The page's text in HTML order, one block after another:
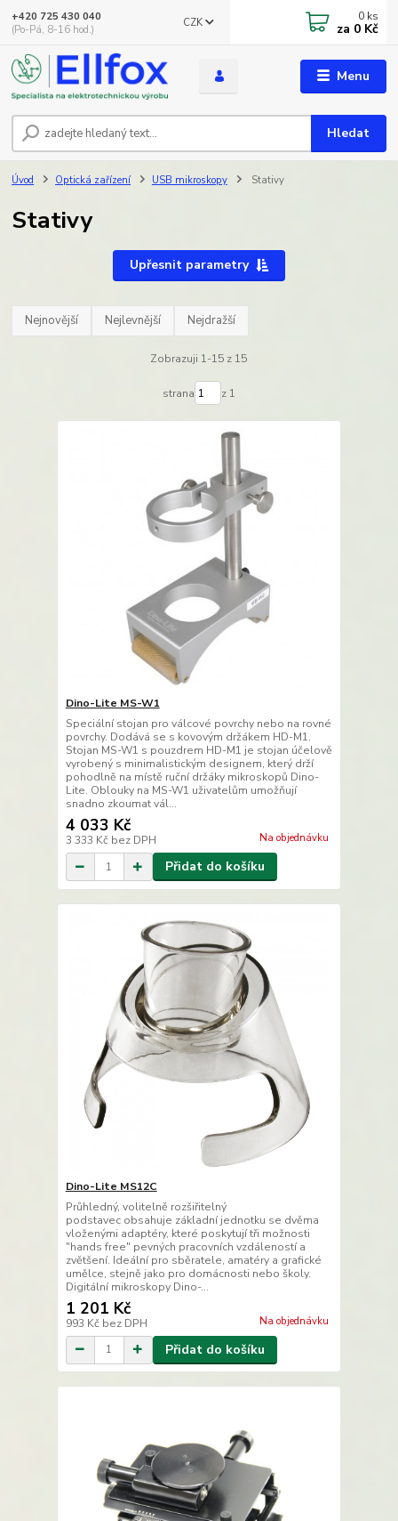
Menu
CZK
Hledat
+420 725 430 040
(Po-Pá, 8-16 hod.)
0 ks
za 0 Kč
Úvod Optická zařízení USB mikroskopy Stativy
Stativy
Upřesnit parametry
Nejnovější Nejlevnější Nejdražší
Zobrazuji 1-15 z 15
strana z 1
Dino-Lite MS-W1
Speciální stojan pro válcové povrchy nebo na rovné
povrchy. Dodává se s kovovým držákem HD-M1.
Stojan MS-W1 s pouzdrem HD-M1 je stojan účelově
vyrobený s minimalistickým designem, který drží
pohodlně na místě ruční držáky mikroskopů Dino-
Lite. Oblouky na MS-W1 uživatelům umožňují
snadno zkoumat vál...
4 033 Kč
3 333 Kč bez DPH Na objednávku
Přidat do košíku
Dino-Lite MS12C
Průhledný, volitelně rozšiřitelný
podstavec obsahuje základní jednotku se dvěma
vloženými adaptéry, které poskytují tři možnosti
"hands free" pevných pracovních vzdáleností a
zvětšení. Ideální pro sběratele, amatéry a grafické
umělce, stejně jako pro domácnosti nebo školy.
Digitální mikroskopy Dino-...
1 201 Kč
993 Kč bez DPH Na objednávku
Přidat do košíku